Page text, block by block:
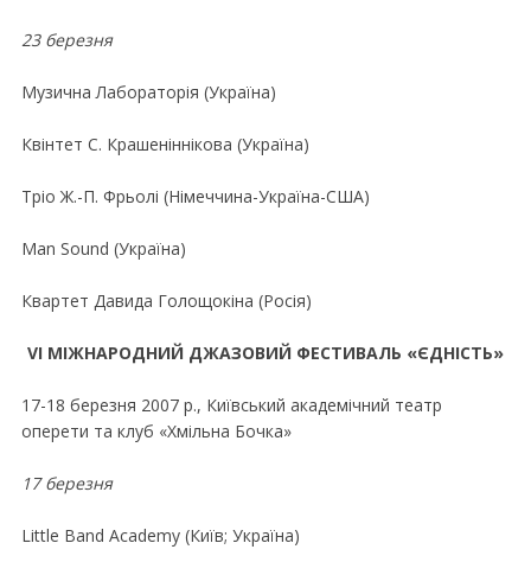
23 березня
Музична Лабораторiя (Україна)
Квiнтет С. Крашенiннiкова (Україна)
Трiо Ж.-П. Фрьолi (Нiмеччина-Україна-США)
Man Sound (Україна)
Квартет Давида Голощокiна (Росiя)
VI МIЖНАРОДНИЙ ДЖАЗОВИЙ ФЕСТИВАЛЬ «ЄДНIСТЬ»
17-18 березня 2007 р., Київський академiчний театр
оперети та клуб «Хмiльна Бочка»
17 березня
Little Band Academy (Київ; Україна)